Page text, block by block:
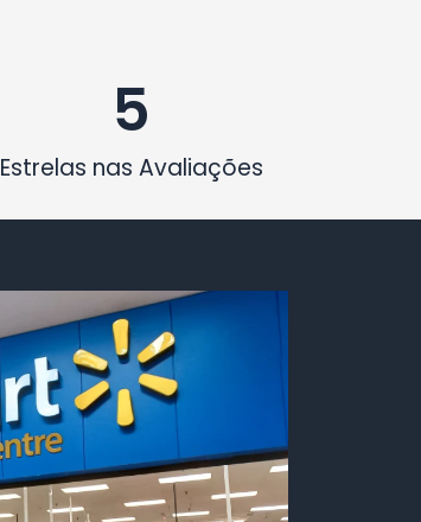
Estrelas nas Avaliações
5